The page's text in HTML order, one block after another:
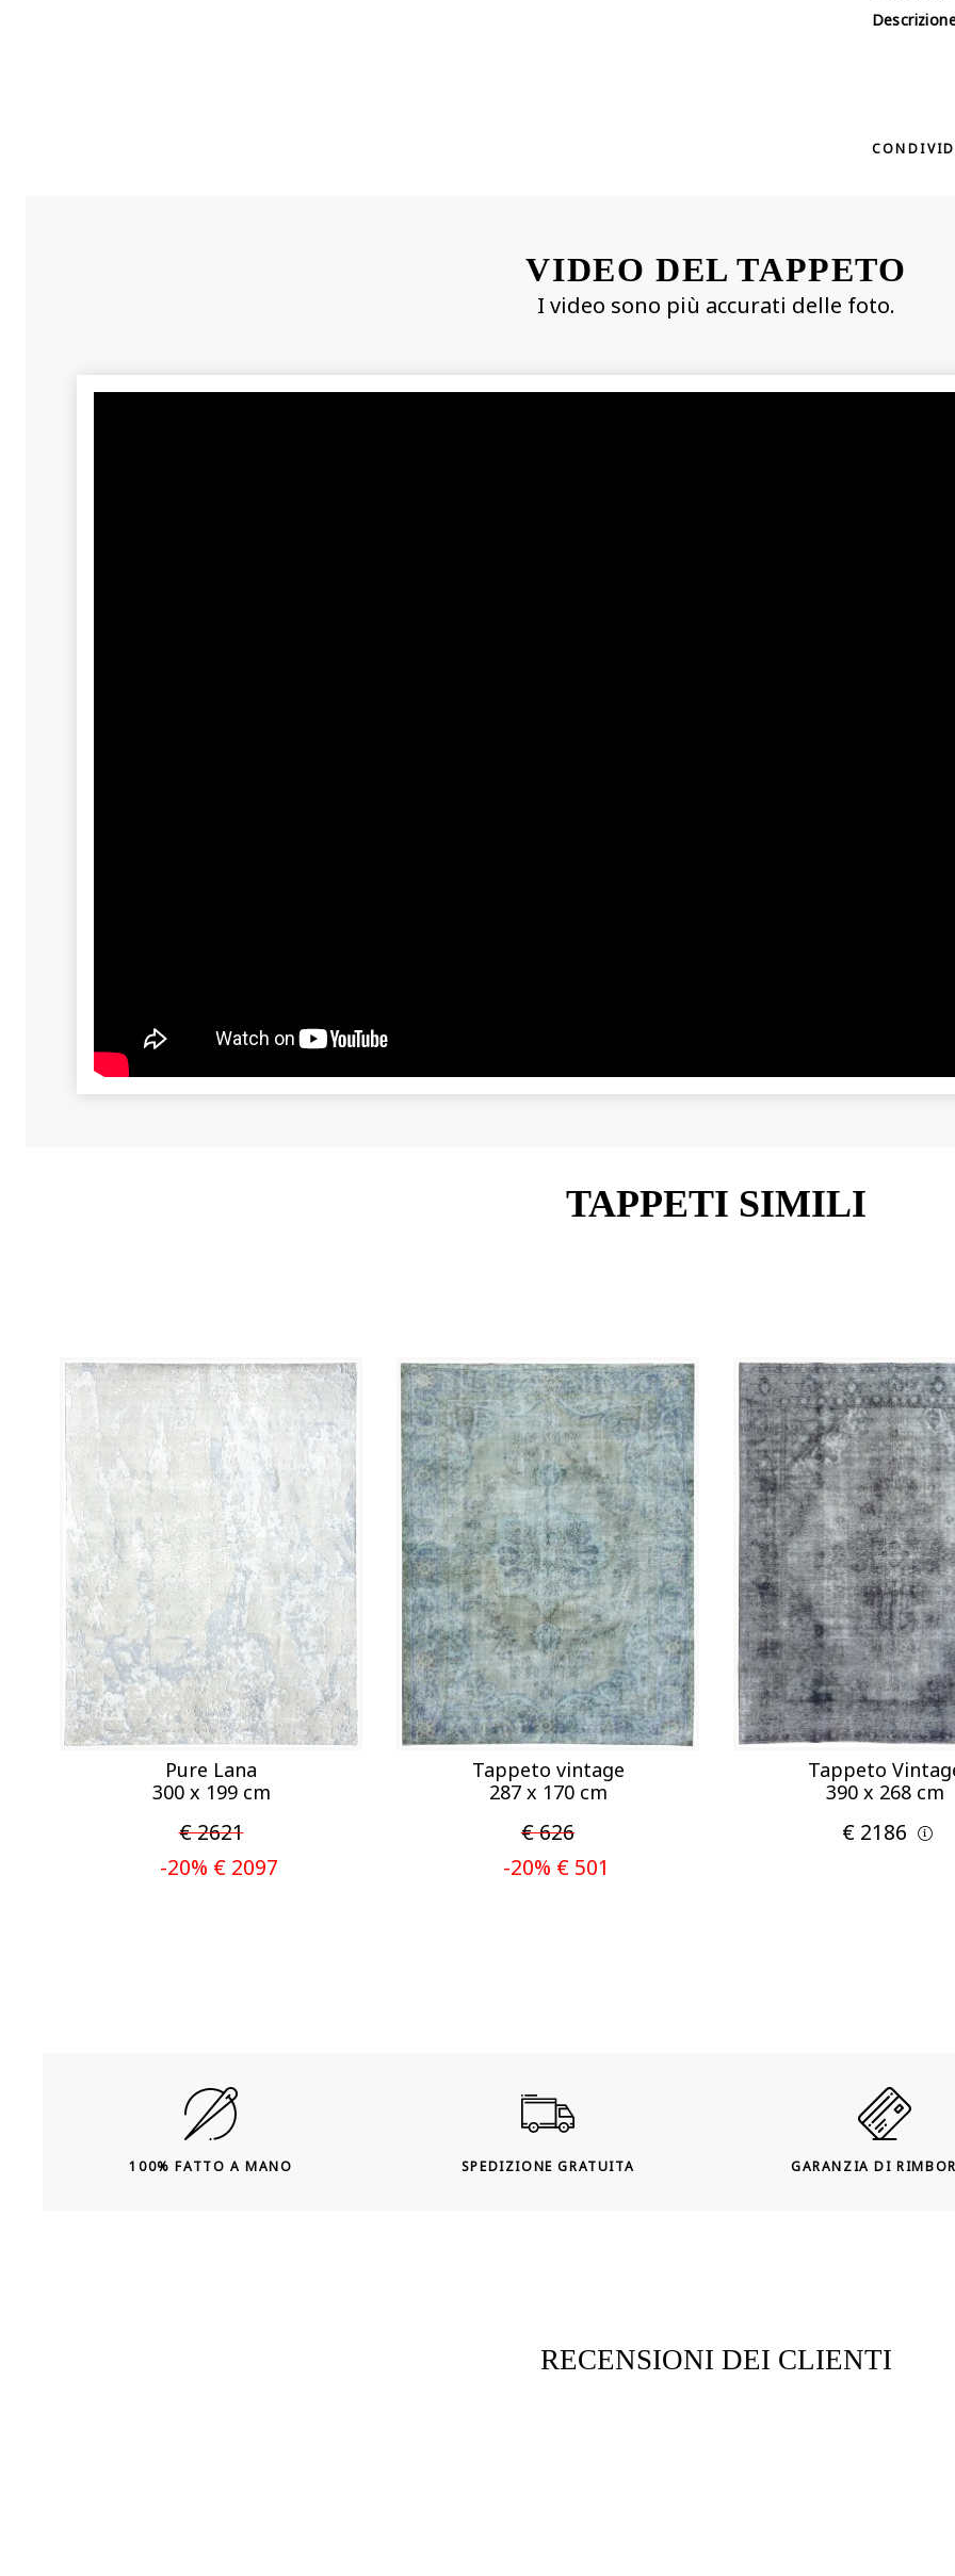
VIDEO DEL TAPPETO
I video sono più accurati delle foto.
TAPPETI SIMILI
Pure Lana
300 x 199 cm
€ 2621
-20% € 2097
Tappeto vintage
287 x 170 cm
€ 626
-20% € 501
Tappeto
390 x 268 cm
€ 2186
100% FATTO A MANO SPEDIZIONE GRATUITA GARANZIA DI
RECENSIONI DEI CLIENTI